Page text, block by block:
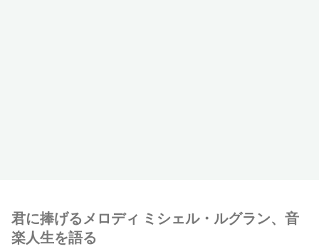
君に捧げるメロディ ミシェル・ルグラン、音
楽人生を語る